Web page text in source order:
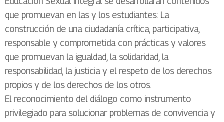
que promuevan en las y los estudiantes: La
construcción de una ciudadanía crítica, participativa,
responsable y comprometida con prácticas y valores
que promuevan la igualdad, la solidaridad, la
responsabilidad, la justicia y el respeto de los derechos
propios y de los derechos de los otros.
El reconocimiento del diálogo como instrumento
privilegiado para solucionar problemas de convivencia y